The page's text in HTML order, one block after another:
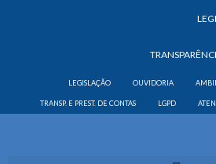
LEGISLAÇÃO OUVIDORIA
TRANSP. E PREST. DE CONTAS LGPD